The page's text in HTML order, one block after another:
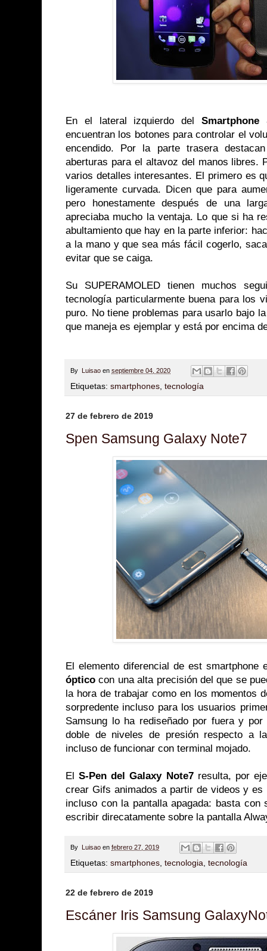
En el lateral izquierdo del Smartphone
encuentran los botones para controlar el
encendido. Por la parte trasera
aberturas para el altavoz del manos libres.
varios detalles interesantes. El primero es
ligeramente curvada. Dicen que para
pero honestamente después de una
apreciaba mucho la ventaja. Lo que si ha
abultamiento que hay en la parte inferior:
a la mano y que sea más fácil cogerlo,
evitar que se caiga.
Su SUPERAMOLED tienen muchos
tecnología particularmente buena para los
puro. No tiene problemas para usarlo bajo
que maneja es ejemplar y está por encima
By Luisao en septiembre 04, 2020
Etiquetas: smartphones, tecnología
27 de febrero de 2019
Spen Samsung Galaxy Note7
El elemento diferencial de est
óptico con una alta precisión del que se
la hora de trabajar como en los momentos
sorpredente incluso para los usuarios
Samsung lo ha rediseñado por fuera y
doble de niveles de presión respecto a
incluso de funcionar con terminal mojado.
ElS-Pen del Galaxy Note7resulta, por
crear Gifs animados a partir de videos y
incluso con la pantalla apagada: basta
escribir direcatamente sobre la pantalla
By Luisao en febrero 27, 2019
Etiquetas: smartphones, tecnologia, tecnología
22 de febrero de 2019
Escáner Iris Samsung